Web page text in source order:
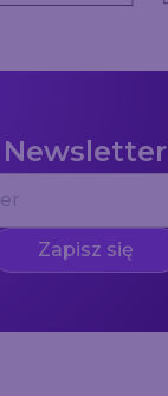
Newsletter
Zapisz się